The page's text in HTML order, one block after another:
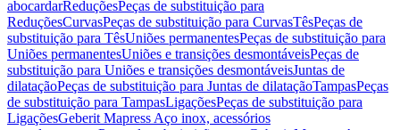
abocardarReduçõesPeças de substituição para
ReduçõesCurvasPeças de substituição para CurvasTêsPeças de
substituição para TêsUniões permanentesPeças de substituição para
Uniões permanentesUniões e transições desmontáveisPeças de
substituição para Uniões e transições desmontáveisJuntas de
dilataçãoPeças de substituição para Juntas de dilataçãoTampasPeças
de substituição para TampasLigaçõesPeças de substituição para
LigaçõesGeberit Mapress Aço inox, acessórios